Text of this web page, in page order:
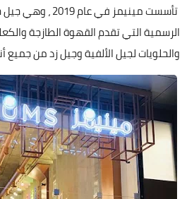
تأسست مينيمز في
الرسمية التي تقدم القهوة الطازجة
والحلويات لجيل الألفية وجيل زد من جميع